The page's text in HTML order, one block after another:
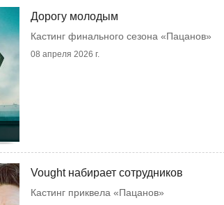
Дорогу молодым
Кастинг финального сезона «Пацанов»
08 апреля 2026 г.
Vought набирает сотрудников
Кастинг приквела «Пацанов»